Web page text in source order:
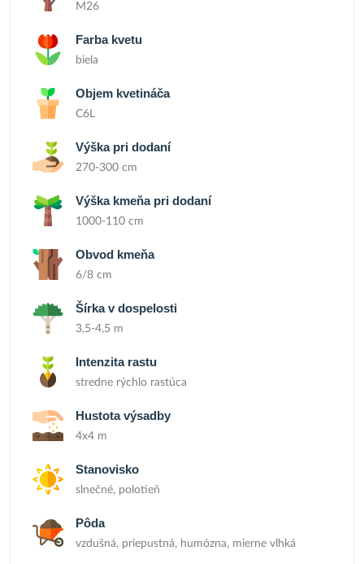
M26
Farba kvetu
biela
Objem kvetináča
C6L
Výška pri dodaní
270-300 cm
Výška kmeňa pri dodaní
1000-110 cm
Obvod kmeňa
6/8 cm
Šírka v dospelosti
3,5-4,5 m
Intenzita rastu
stredne rýchlo rastúca
Hustota výsadby
4x4 m
Stanovisko
slnečné, polotieň
Pôda
vzdušná, priepustná, humózna, mierne vlhká